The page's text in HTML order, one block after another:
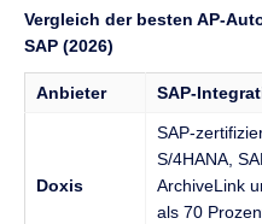
Vergleich der besten AP-
SAP (2026)
Anbieter SAP-
Doxis
SAP-
S/4HANA,
ArchiveLink
als 70